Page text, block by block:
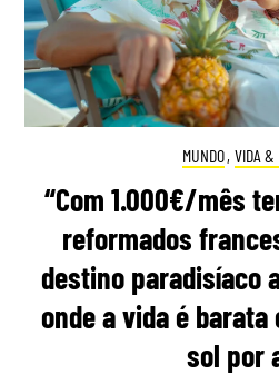
MUNDO, VIDA &
“Com 1.000€/mês
reformados
destino paradisíaco
onde a vida é barata
sol por